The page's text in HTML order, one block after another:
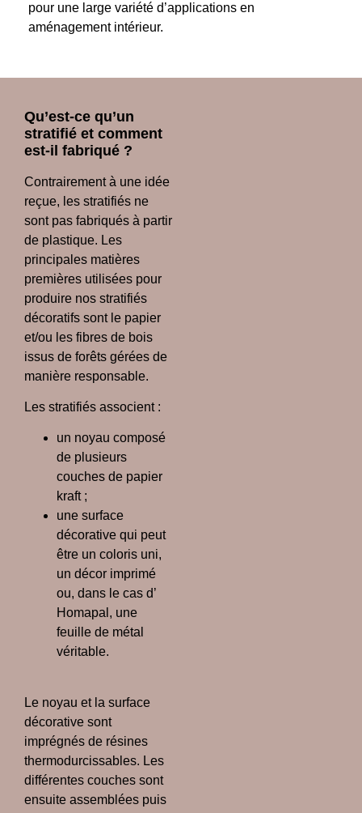
pour une large variété d’applications en
aménagement intérieur.
Qu’est-ce qu’un
stratifié et comment
est-il fabriqué ?
Contrairement à une idée
reçue, les stratifiés ne
sont pas fabriqués à partir
de plastique. Les
principales matières
premières utilisées pour
produire nos stratifiés
décoratifs sont le papier
et/ou les fibres de bois
issus de forêts gérées de
manière responsable.
Les stratifiés associent :
un noyau composé
de plusieurs
couches de papier
kraft ;
une surface
décorative qui peut
être un coloris uni,
un décor imprimé
ou, dans le cas d’
Homapal , une
feuille de métal
véritable.
Le noyau et la surface
décorative sont
imprégnés de résines
thermodurcissables. Les
différentes couches sont
ensuite assemblées puis